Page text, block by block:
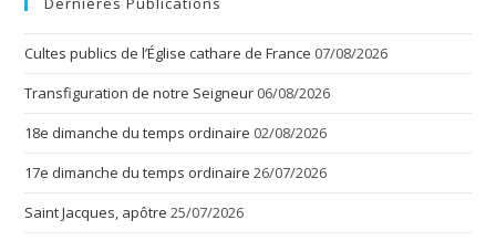
Cultes publics de l’Église cathare de France 07/08/2026
Transfiguration de notre Seigneur 06/08/2026
18e dimanche du temps ordinaire 02/08/2026
17e dimanche du temps ordinaire 26/07/2026
Saint Jacques, apôtre 25/07/2026